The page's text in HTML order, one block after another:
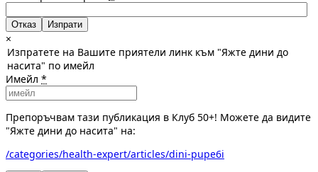
Отказ
×
Изпратете на Вашите приятели линк към "Яжте дини до
насита" по имейл
Имейл *
Препоръчвам тази публикация в Клуб 50+! Можете да видите
"Яжте дини до насита" на:
/categories/health-expert/articles/dini-pupe6i